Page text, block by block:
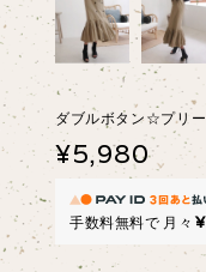
ダブルボタン☆プリ
¥5,980
手数料無料で 月々